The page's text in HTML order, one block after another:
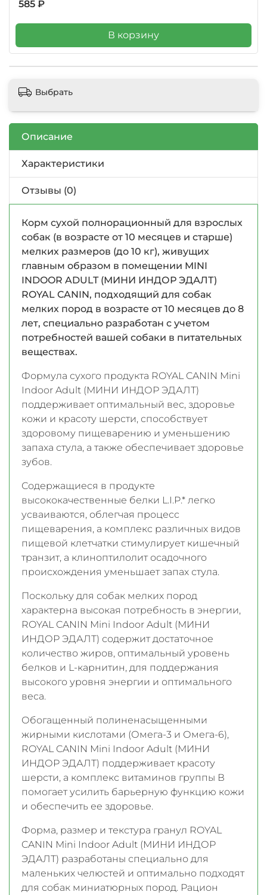
585 ₽
В корзину
Выбрать
Описание
Характеристики
Отзывы (0)
Корм сухой полнорационный для взрослых
собак (в возрасте от 10 месяцев и старше)
мелких размеров (до 10 кг), живущих
главным образом в помещении MINI
INDOOR ADULT (МИНИ ИНДОР ЭДАЛТ)
ROYAL CANIN, подходящий для собак
мелких пород в возрасте от 10 месяцев до 8
лет, специально разработан с учетом
потребностей вашей собаки в питательных
веществах.
Формула сухого продукта ROYAL CANIN Mini
Indoor Adult (МИНИ ИНДОР ЭДАЛТ)
поддерживает оптимальный вес, здоровье
кожи и красоту шерсти, способствует
здоровому пищеварению и уменьшению
запаха стула, а также обеспечивает здоровье
зубов.
Содержащиеся в продукте
высококачественные белки L.I.P.* легко
усваиваются, облегчая процесс
пищеварения, а комплекс различных видов
пищевой клетчатки стимулирует кишечный
транзит, а клиноптилолит осадочного
происхождения уменьшает запах стула.
Поскольку для собак мелких пород
характерна высокая потребность в энергии,
ROYAL CANIN Mini Indoor Adult (МИНИ
ИНДОР ЭДАЛТ) содержит достаточное
количество жиров, оптимальный уровень
белков и L-карнитин, для поддержания
высокого уровня энергии и оптимального
веса.
Обогащенный полиненасыщенными
жирными кислотами (Омега-3 и Омега-6),
ROYAL CANIN Mini Indoor Adult (МИНИ
ИНДОР ЭДАЛТ) поддерживает красоту
шерсти, а комплекс витаминов группы В
помогает усилить барьерную функцию кожи
и обеспечить ее здоровье.
Форма, размер и текстура гранул ROYAL
CANIN Mini Indoor Adult (МИНИ ИНДОР
ЭДАЛТ) разработаны специально для
маленьких челюстей и оптимально подходят
для собак миниатюрных пород. Рацион